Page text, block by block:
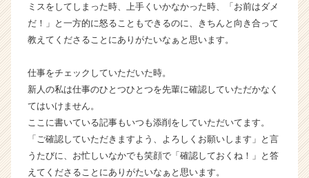
（C
h
e
r
C
e
e
r）
ミスをしてしまった時、上手くいかなかった時、「お前はダメ
だ！」と一方的に怒ることもできるのに、きちんと向き合って
教えてくださることにありがたいなぁと思います。
仕事をチェックしていただいた時。
新人の私は仕事のひとつひとつを先輩に確認していただかなく
てはいけません。
ここに書いている記事もいつも添削をしていただいてます。
「ご確認していただきますよう、よろしくお願いします」と言
うたびに、お忙しいなかでも笑顔で「確認しておくね！」と答
えてくださることにありがたいなぁと思います。